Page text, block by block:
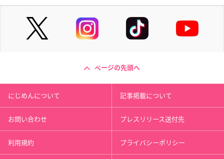
ページの先頭へ
にじめんについて 記事掲載について
お問い合わせ プレスリリース送付先
利用規約 プライバシーポリシー